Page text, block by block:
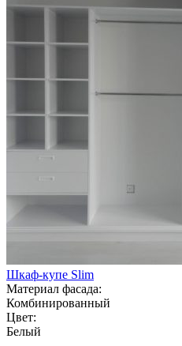
Шкаф-купе Slim
Материал фасада:
Комбинированный
Цвет:
Белый